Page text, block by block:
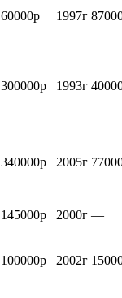
60000р 1997г
300000р 1993г
340000р 2005г
145000р 2000г —
100000р 2002г